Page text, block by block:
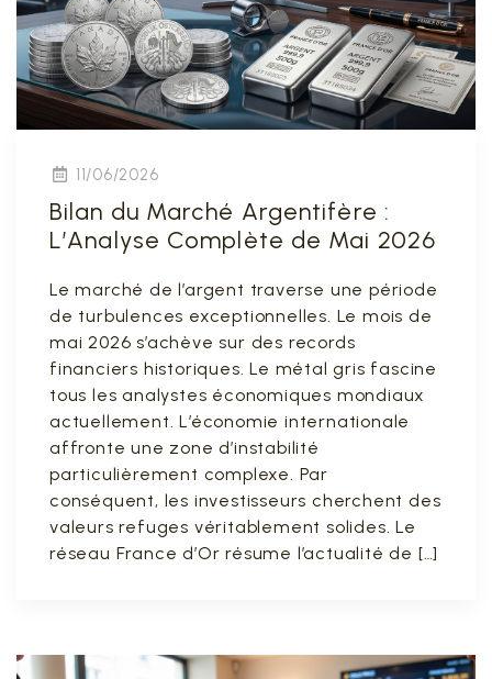
11/06/2026
Bilan du Marché Argentifère :
L’Analyse Complète de Mai 2026
Le marché de l’argent traverse une période
de turbulences exceptionnelles. Le mois de
mai 2026 s’achève sur des records
financiers historiques. Le métal gris fascine
tous les analystes économiques mondiaux
actuellement. L’économie internationale
affronte une zone d’instabilité
particulièrement complexe. Par
conséquent, les investisseurs cherchent des
valeurs refuges véritablement solides. Le
réseau France d’Or résume l’actualité de […]